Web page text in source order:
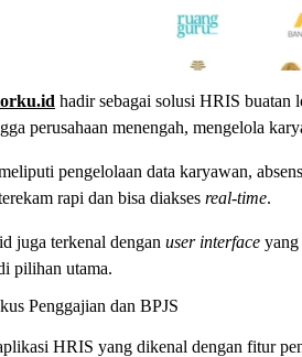
hadir sebagai solusi HRIS buatan
perusahaan menengah, mengelola
pengelolaan data karyawan,
rapi dan bisa diakses real-time.
juga terkenal dengan user interface
pilihan utama.
Penggajian dan BPJS
HRIS yang dikenal dengan fitur